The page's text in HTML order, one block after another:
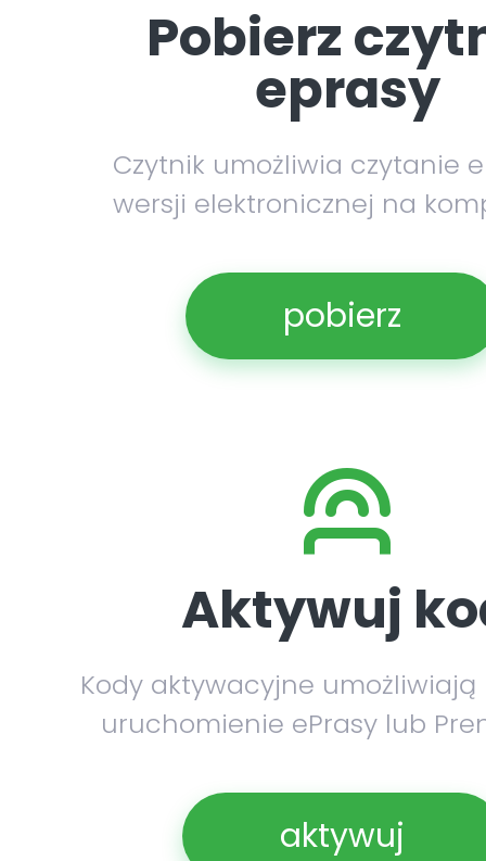
Pobierz
eprasy
Czytnik umożliwia czytanie
wersji elektronicznej na
pobierz
Aktywuj
Kody aktywacyjne umożliwiają
uruchomienie ePrasy lub
aktywuj